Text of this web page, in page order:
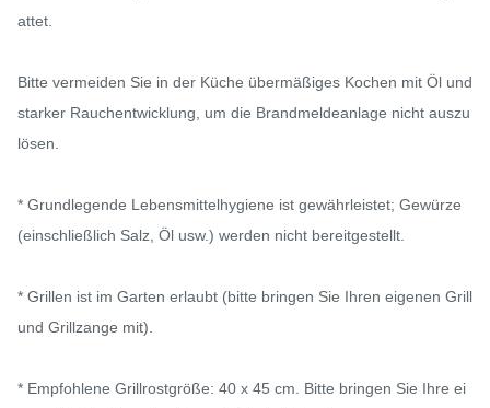
attet.
Bitte vermeiden Sie in der Küche übermäßiges Kochen mit Öl und
starker Rauchentwicklung, um die Brandmeldeanlage nicht auszu
lösen.
* Grundlegende Lebensmittelhygiene ist gewährleistet; Gewürze
(einschließlich Salz, Öl usw.) werden nicht bereitgestellt.
* Grillen ist im Garten erlaubt (bitte bringen Sie Ihren eigenen Grill
und Grillzange mit).
* Empfohlene Grillrostgröße: 40 x 45 cm. Bitte bringen Sie Ihre ei